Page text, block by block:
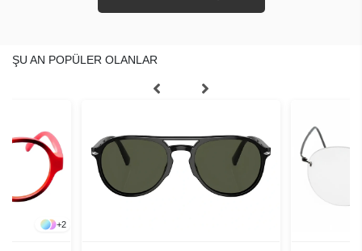
ŞU AN POPÜLER OLANLAR
+2